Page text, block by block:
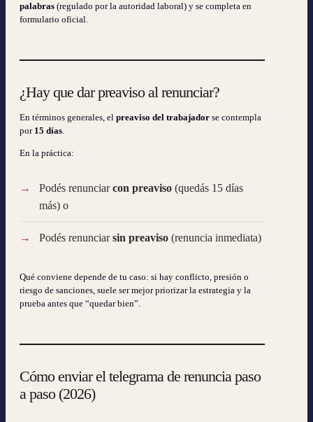
palabras (regulado por la autoridad laboral) y se completa en
formulario oficial.
¿Hay que dar preaviso al renunciar?
En términos generales, el preaviso del trabajador se contempla
por 15 días.
En la práctica:
Podés renunciarcon preaviso (quedás 15 días
más) o
Podés renunciarsin preaviso (renuncia inmediata)
Qué conviene depende de tu caso: si hay conflicto, presión o
riesgo de sanciones, suele ser mejor priorizar la estrategia y la
prueba antes que “quedar bien”.
Cómo enviar el telegrama de renuncia paso
a paso (2026)